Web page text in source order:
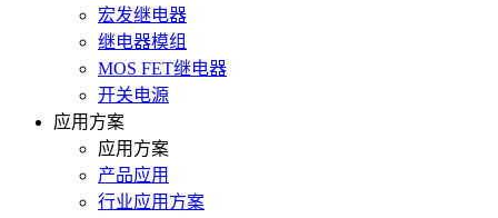
宏发继电器
继电器模组
MOS FET继电器
开关电源
应用方案
应用方案
产品应用
行业应用方案